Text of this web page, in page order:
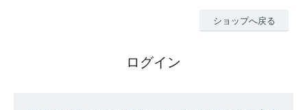
ショップへ戻る
ログイン